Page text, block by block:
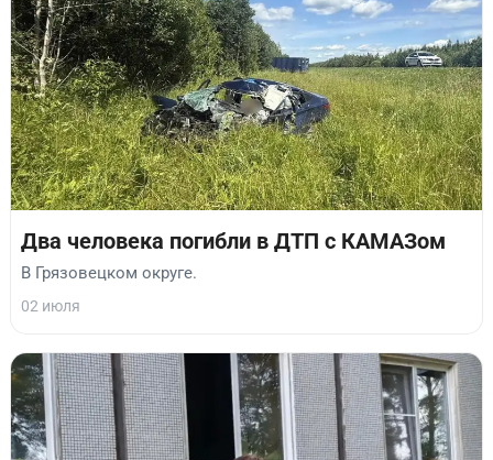
Два человека погибли в ДТП с КАМАЗом
В Грязовецком округе.
02 июля